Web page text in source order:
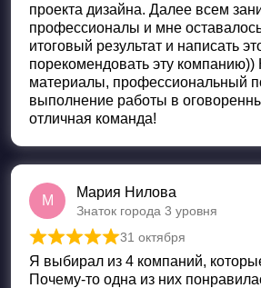
проекта дизайна. Далее всем
профессионалы и мне
итоговый результат и написать
порекомендовать эту компанию))
материалы, профессиональный
выполнение работы в
отличная команда!
М
Мария Нилова
Знаток города 3 уровня
Оценка5 из 5
31 октября
Я выбирал из 4 компаний,
Почему-то одна из них